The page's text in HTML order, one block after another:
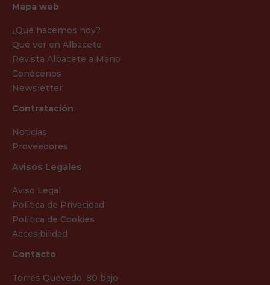
Mapa web
¿Qué hacemos hoy?
Qué ver en Albacete
Revista Albacete a Mano
Conócenos
Newsletter
Contratación
Noticias
Proveedores
Avisos Legales
Aviso Legal
Política de Privacidad
Política de Cookies
Accesibilidad
Contacto
Torres Quevedo, 80 bajo